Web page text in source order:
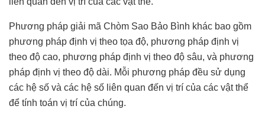
Phương pháp giải mã Chòm Sao Bảo Bình khác bao gồm
phương pháp định vị theo tọa độ, phương pháp định vị
theo độ cao, phương pháp định vị theo độ sâu, và phương
pháp định vị theo độ dài. Mỗi phương pháp đều sử dụng
các hệ số và các hệ số liên quan đến vị trí của các vật thể
để tính toán vị trí của chúng.